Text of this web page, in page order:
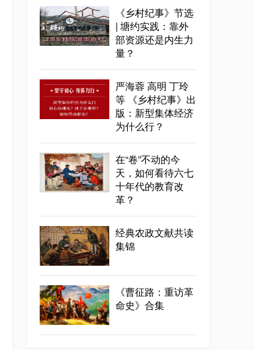
《乡村纪事》节选
| 塘约实践：靠外
部资源还是内生力
量？
严海蓉 高明 丁玲
等 《乡村纪事》出
版：新型集体经济
为什么行？
在“卷”不动的今
天，如何看待六七
十年代的教育改
革？
经典农政文献共读
集锦
《曹征路：重访革
命史》合集